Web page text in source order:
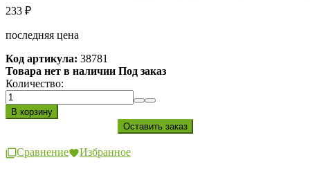
233 ₽
последняя цена
Код артикула: 38781
Товара нет в наличии Под заказ
Количество:
Сравнение Избранное